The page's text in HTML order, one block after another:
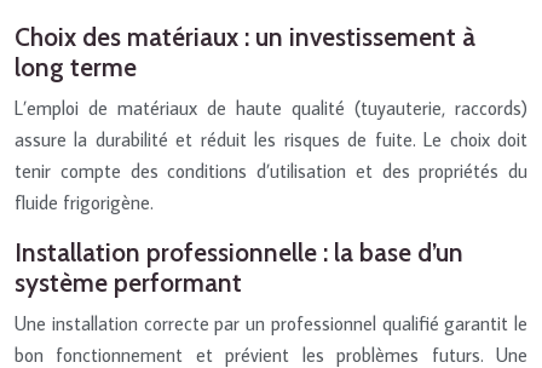
Choix des matériaux : un investissement à
long terme
L’emploi de matériaux de haute qualité (tuyauterie, raccords)
assure la durabilité et réduit les risques de fuite. Le choix doit
tenir compte des conditions d’utilisation et des propriétés du
fluide frigorigène.
Installation professionnelle : la base d’un
système performant
Une installation correcte par un professionnel qualifié garantit le
bon fonctionnement et prévient les problèmes futurs. Une